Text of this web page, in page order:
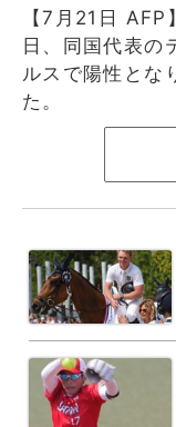
【7月21日
日、同国代表の
ルスで陽性とな
た。